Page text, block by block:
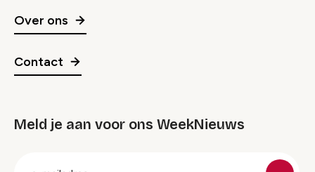
Over ons
Contact
Meld je aan voor ons WeekNieuws